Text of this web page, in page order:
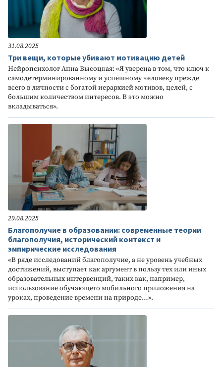
31.08.2025
Три вещи, которые убивают мотивацию детей
Нейропсихолог Анна Высоцкая: «Я уверена в том, что ключ к
самодетерминированному и успешному человеку прежде
всего в личности с богатой иерархией мотивов, целей, с
большим количеством интересов. В это можно
вкладываться».
29.08.2025
Благополучие в образовании: современные теории
благополучия, исторический контекст и
эмпирические исследования
«В ряде исследований благополучие, а не уровень учебных
достижений, выступает как аргумент в пользу тех или иных
образовательных интервенций, таких как, например,
использование обучающего мобильного приложения на
уроках, проведение времени на природе…».